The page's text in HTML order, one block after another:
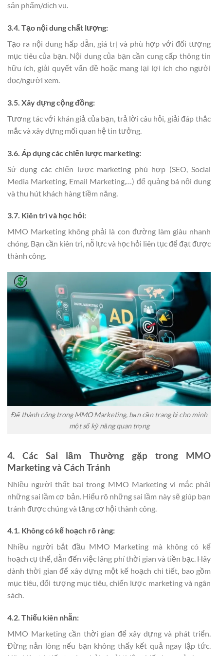
sản phẩm/dịch vụ.
3.4. Tạo nội dung chất lượng:
Tạo ra nội dung hấp dẫn, giá trị và phù hợp với đối tượng
mục tiêu của bạn. Nội dung của bạn cần cung cấp thông tin
hữu ích, giải quyết vấn đề hoặc mang lại lợi ích cho người
đọc/người xem.
3.5. Xây dựng cộng đồng:
Tương tác với khán giả của bạn, trả lời câu hỏi, giải đáp thắc
mắc và xây dựng mối quan hệ tin tưởng.
3.6. Áp dụng các chiến lược marketing:
Sử dụng các chiến lược marketing phù hợp (SEO, Social
Media Marketing, Email Marketing,…) để quảng bá nội dung
và thu hút khách hàng tiềm năng.
3.7. Kiên trì và học hỏi:
MMO Marketing không phải là con đường làm giàu nhanh
chóng. Bạn cần kiên trì, nỗ lực và học hỏi liên tục để đạt được
thành công.
Để thành công trong MMO Marketing, bạn cần trang bị cho mình
một số kỹ năng quan trọng
4. Các Sai lầm Thường gặp trong MMO
Marketing và Cách Tránh
Nhiều người thất bại trong MMO Marketing vì mắc phải
những sai lầm cơ bản. Hiểu rõ những sai lầm này sẽ giúp bạn
tránh được chúng và tăng cơ hội thành công.
4.1. Không có kế hoạch rõ ràng:
Nhiều người bắt đầu MMO Marketing mà không có kế
hoạch cụ thể, dẫn đến việc lãng phí thời gian và tiền bạc. Hãy
dành thời gian để xây dựng một kế hoạch chi tiết, bao gồm
mục tiêu, đối tượng mục tiêu, chiến lược marketing và ngân
sách.
4.2. Thiếu kiên nhẫn:
MMO Marketing cần thời gian để xây dựng và phát triển.
Đừng nản lòng nếu bạn không thấy kết quả ngay lập tức.